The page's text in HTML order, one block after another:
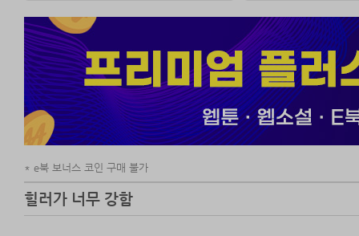
e북 보너스 코인 구매 불가
힐러가 너무 강함